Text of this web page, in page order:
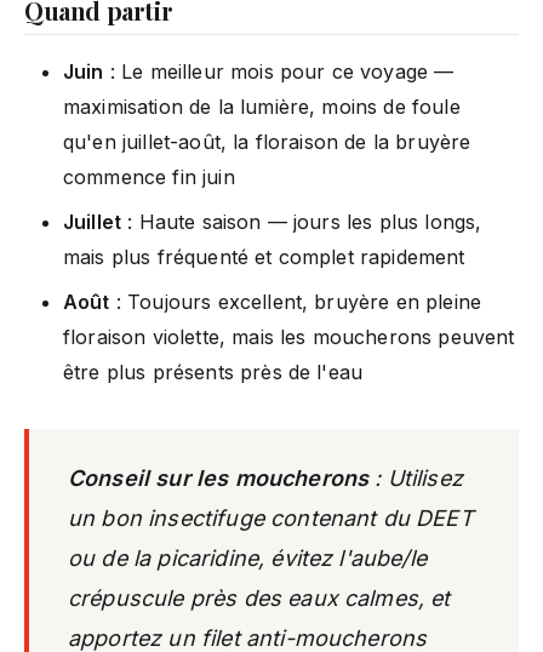
Quand partir
Juin : Le meilleur mois pour ce voyage —
maximisation de la lumière, moins de foule
qu'en juillet-août, la floraison de la bruyère
commence fin juin
Juillet : Haute saison — jours les plus longs,
mais plus fréquenté et complet rapidement
Août : Toujours excellent, bruyère en pleine
floraison violette, mais les moucherons peuvent
être plus présents près de l'eau
Conseil sur les moucherons: Utilisez
un bon insectifuge contenant du DEET
ou de la picaridine, évitez l'aube/le
crépuscule près des eaux calmes, et
apportez un filet anti-moucherons